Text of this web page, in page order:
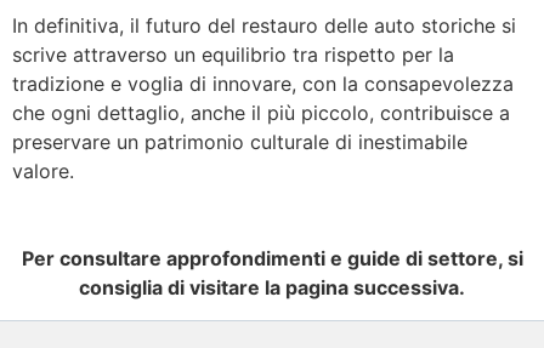
In definitiva, il futuro del restauro delle auto storiche si
scrive attraverso un equilibrio tra rispetto per la
tradizione e voglia di innovare, con la consapevolezza
che ogni dettaglio, anche il più piccolo, contribuisce a
preservare un patrimonio culturale di inestimabile
valore.
Per consultare approfondimenti e guide di settore, si
consiglia di visitare la pagina successiva.